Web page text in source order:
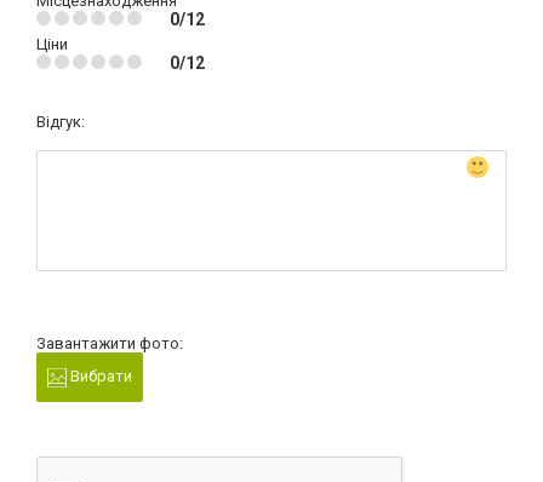
0/12
Ціни
0/12
Відгук:
Завантажити фото:
Вибрати